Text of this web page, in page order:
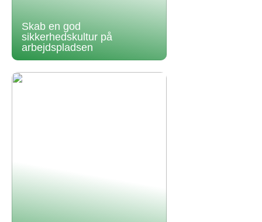
Skab en god
sikkerhedskultur på
arbejdspladsen